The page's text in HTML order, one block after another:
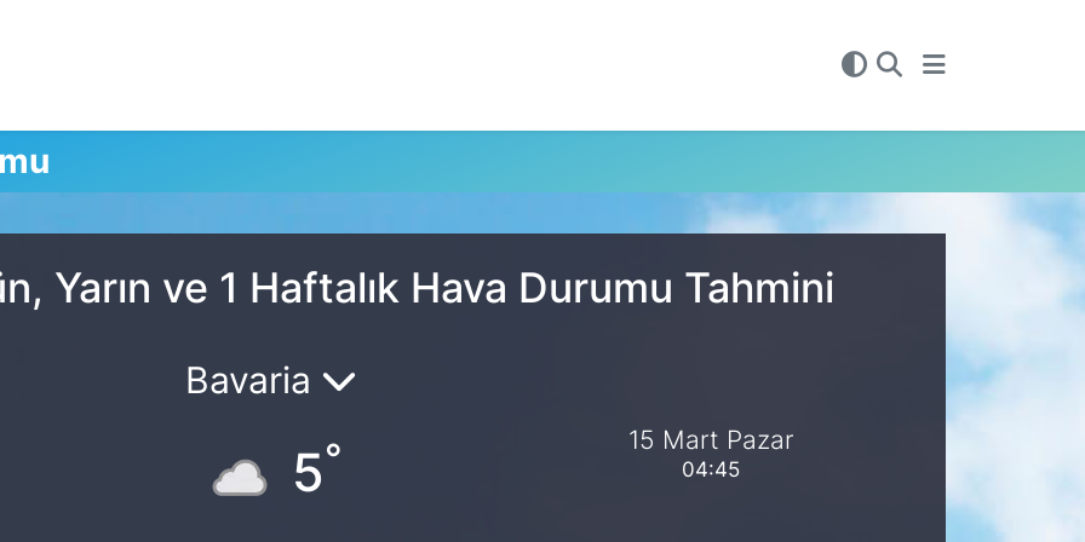
Yarın ve 1 Haftalık Hava Durumu Tahmini
Bavaria
5° 15 Mart Pazar
04:45